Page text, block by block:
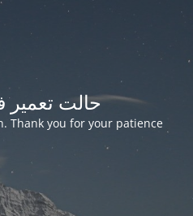
حالت
Thank you for your patience!